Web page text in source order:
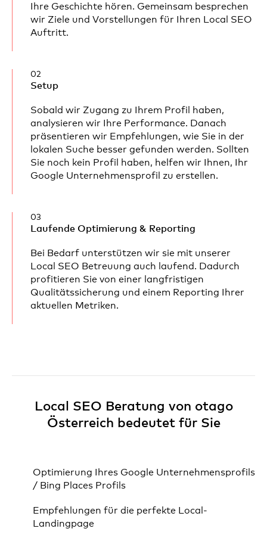
Ihre Geschichte hören. Gemeinsam besprechen
wir Ziele und Vorstellungen für Ihren Local SEO
Auftritt.
02
Setup
Sobald wir Zugang zu Ihrem Profil haben,
analysieren wir Ihre Performance. Danach
präsentieren wir Empfehlungen, wie Sie in der
lokalen Suche besser gefunden werden. Sollten
Sie noch kein Profil haben, helfen wir Ihnen, Ihr
Google Unternehmensprofil zu erstellen.
03
Laufende Optimierung & Reporting
Bei Bedarf unterstützen wir sie mit unserer
Local SEO Betreuung auch laufend. Dadurch
profitieren Sie von einer langfristigen
Qualitätssicherung und einem Reporting Ihrer
aktuellen Metriken.
Local SEO Beratung von otago
Österreich bedeutet für Sie
Optimierung Ihres Google Unternehmensprofils
/ Bing Places Profils
Empfehlungen für die perfekte Local-
Landingpage